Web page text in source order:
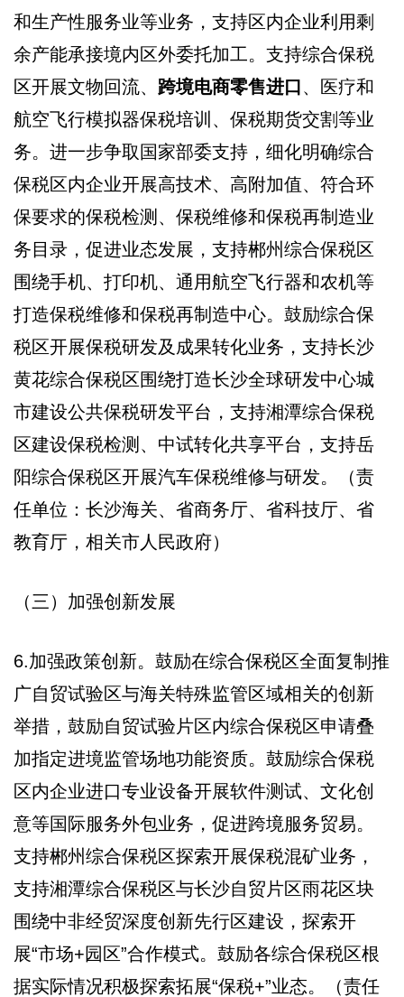
和生产性服务业等业务，支持区内企业利用剩
余产能承接境内区外委托加工。支持综合保税
区开展文物回流、 跨境电商零售进口 、医疗和
航空飞行模拟器保税培训、保税期货交割等业
务。进一步争取国家部委支持，细化明确综合
保税区内企业开展高技术、高附加值、符合环
保要求的保税检测、保税维修和保税再制造业
务目录，促进业态发展，支持郴州综合保税区
围绕手机、打印机、通用航空飞行器和农机等
打造保税维修和保税再制造中心。鼓励综合保
税区开展保税研发及成果转化业务，支持长沙
黄花综合保税区围绕打造长沙全球研发中心城
市建设公共保税研发平台，支持湘潭综合保税
区建设保税检测、中试转化共享平台，支持岳
阳综合保税区开展汽车保税维修与研发。（责
任单位：长沙海关、省商务厅、省科技厅、省
教育厅，相关市人民政府）
（三）加强创新发展
6.加强政策创新。鼓励在综合保税区全面复制推
广自贸试验区与海关特殊监管区域相关的创新
举措，鼓励自贸试验片区内综合保税区申请叠
加指定进境监管场地功能资质。鼓励综合保税
区内企业进口专业设备开展软件测试、文化创
意等国际服务外包业务，促进跨境服务贸易。
支持郴州综合保税区探索开展保税混矿业务，
支持湘潭综合保税区与长沙自贸片区雨花区块
围绕中非经贸深度创新先行区建设，探索开
展“市场+园区”合作模式。鼓励各综合保税区根
据实际情况积极探索拓展“保税+”业态。（责任